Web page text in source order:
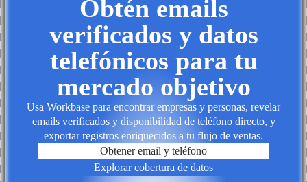
Obtén emails
verificados y datos
telefónicos para tu
mercado objetivo
Usa Workbase para encontrar empresas y personas, revelar
emails verificados y disponibilidad de teléfono directo, y
exportar registros enriquecidos a tu flujo de ventas.
Obtener email y teléfono
Explorar cobertura de datos